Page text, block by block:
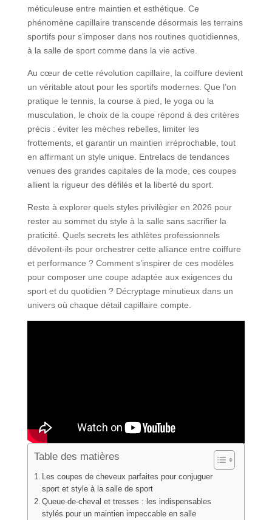
méticuleuse entre maintien et esthétique. Ce
phénomène capillaire transcende désormais les terrains
sportifs pour s’imposer dans nos routines quotidiennes,
à la salle de sport comme dans la vie active.
Au cœur de cette révolution capillaire, la coiffure devient
un véritable atout pour les sportifs modernes. Que l’on
pratique le tennis, la course à pied, le yoga ou la
musculation, le choix de la coupe répond à des critères
précis : éviter les mèches rebelles, limiter les
frottements, et garantir un maintien irréprochable, tout
en affirmant un style unique. Entrelacs de tendances
venues des grandes capitales de la mode, ces coupes
allient la rigueur des défilés et la liberté du sport.
Reste à explorer quels styles privilègier en 2026 pour
rester au sommet du style à la salle sans sacrifier la
praticité. Quels secrets les athlètes professionnels
dévoilent-ils pour orchestrer cette alliance entre coiffure
et performance ? Comment s’inspirer de ces modèles
pour composer une coupe adaptée aux exigences du
sport et du quotidien ? Décryptage minutieux dans un
univers où chaque détail capillaire compte.
Table des matières
Les coupes de cheveux parfaites pour conjuguer
sport et style à la salle de sport
Queue-de-cheval et tresses : les indispensables
stylés pour un maintien impeccable en salle